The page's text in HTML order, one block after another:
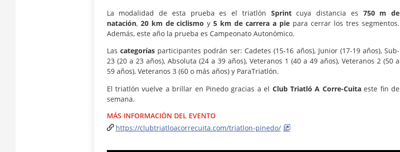
La modalidad de esta prueba es el triatlón Sprint cuya distancia es 750 m de
natación, 20 km de ciclismo y 5 km de carrera a pie para cerrar los tres segmentos.
Además, este año la prueba es Campeonato Autonómico.
Las categorías participantes podrán ser: Cadetes (15-16 años), Junior (17-19 años), Sub-
23 (20 a 23 años), Absoluta (24 a 39 años), Veteranos 1 (40 a 49 años), Veteranos 2 (50 a
59 años), Veteranos 3 (60 o más años) y ParaTriatlón.
El triatlón vuelve a brillar en Pinedo gracias a el Club Triatló A Corre-Cuita este fin de
semana.
MÁS INFORMACIÓN DEL EVENTO
https://clubtriatloacorrecuita.com/triatlon-pinedo/